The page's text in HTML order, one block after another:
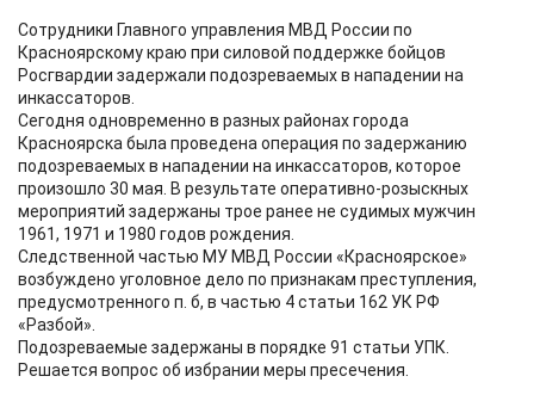
Сотрудники Главного управления МВД России по
Красноярскому краю при силовой поддержке бойцов
Росгвардии задержали подозреваемых в нападении на
инкассаторов.
Сегодня одновременно в разных районах города
Красноярска была проведена операция по задержанию
подозреваемых в нападении на инкассаторов, которое
произошло 30 мая. В результате оперативно-розыскных
мероприятий задержаны трое ранее не судимых мужчин
1961, 1971 и 1980 годов рождения.
Следственной частью МУ МВД России «Красноярское»
возбуждено уголовное дело по признакам преступления,
предусмотренного п. б, в частью 4 статьи 162 УК РФ
«Разбой».
Подозреваемые задержаны в порядке 91 статьи УПК.
Решается вопрос об избрании меры пресечения.